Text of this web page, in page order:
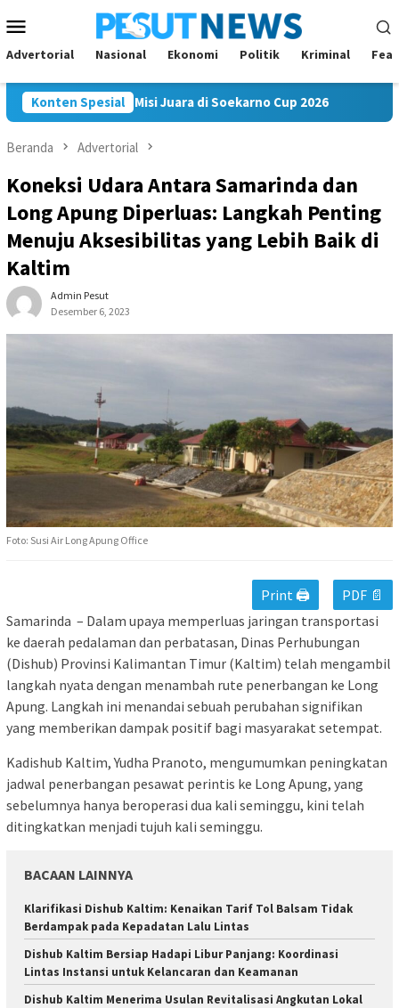
ke
kontenMobile
Advertorial Nasional Ekonomi Politik Kriminal
Konten Spesial
FC Bawa Misi Juara di Soekarno Cup 2026
Beranda Advertorial
Koneksi Udara Antara Samarinda dan
Long Apung Diperluas: Langkah Penting
Menuju Aksesibilitas yang Lebih Baik di
Kaltim
Admin Pesut
Desember 6, 2023
Foto: Susi Air Long Apung Office
Print 🖨
PDF 📄
Samarinda – Dalam upaya memperluas jaringan transportasi
ke daerah pedalaman dan perbatasan, Dinas Perhubungan
(Dishub) Provinsi Kalimantan Timur (Kaltim) telah mengambil
langkah nyata dengan menambah rute penerbangan ke Long
Apung. Langkah ini menandai sebuah perubahan signifikan
yang memberikan dampak positif bagi masyarakat setempat.
Kadishub Kaltim, Yudha Pranoto, mengumumkan peningkatan
jadwal penerbangan pesawat perintis ke Long Apung, yang
sebelumnya hanya beroperasi dua kali seminggu, kini telah
ditingkatkan menjadi tujuh kali seminggu.
BACAAN LAINNYA
Klarifikasi Dishub Kaltim: Kenaikan Tarif Tol Balsam Tidak
Berdampak pada Kepadatan Lalu Lintas
Dishub Kaltim Bersiap Hadapi Libur Panjang: Koordinasi
Lintas Instansi untuk Kelancaran dan Keamanan
Dishub Kaltim Menerima Usulan Revitalisasi Angkutan Lokal